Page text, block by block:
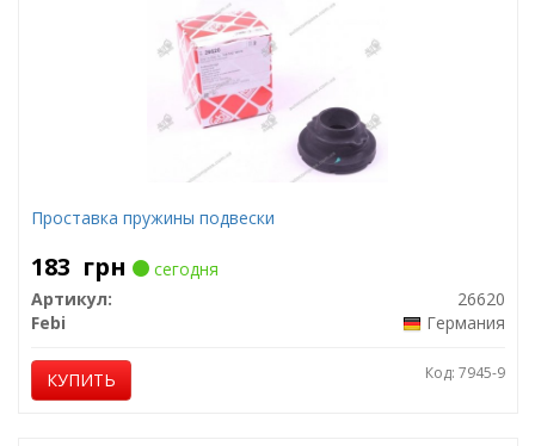
Проставка пружины подвески
183 грн
сегодня
Артикул:
26620
Febi
Германия
КУПИТЬ Код: 7945-9